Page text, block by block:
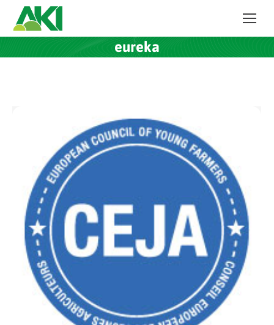
eureka